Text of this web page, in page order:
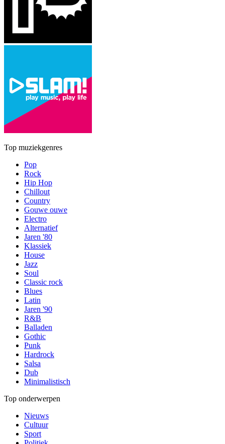
Top muziekgenres
Pop
Rock
Hip Hop
Chillout
Country
Gouwe ouwe
Electro
Alternatief
Jaren '80
Klassiek
House
Jazz
Soul
Classic rock
Blues
Latin
Jaren '90
R&B
Balladen
Gothic
Punk
Hardrock
Salsa
Dub
Minimalistisch
Top onderwerpen
Nieuws
Cultuur
Sport